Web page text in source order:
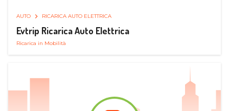
AUTO RICARICA AUTO ELETTRICA
Evtrip Ricarica Auto Elettrica
Ricarica in Mobilità